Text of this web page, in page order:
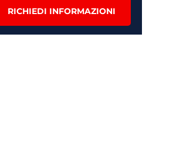
RICHIEDI INFORMAZIONI